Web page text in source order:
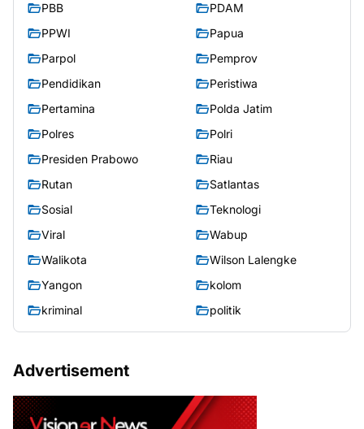
PBB
PDAM
PPWI
Papua
Parpol
Pemprov
Pendidikan
Peristiwa
Pertamina
Polda Jatim
Polres
Polri
Presiden Prabowo
Riau
Rutan
Satlantas
Sosial
Teknologi
Viral
Wabup
Walikota
Wilson Lalengke
Yangon
kolom
kriminal
politik
Advertisement